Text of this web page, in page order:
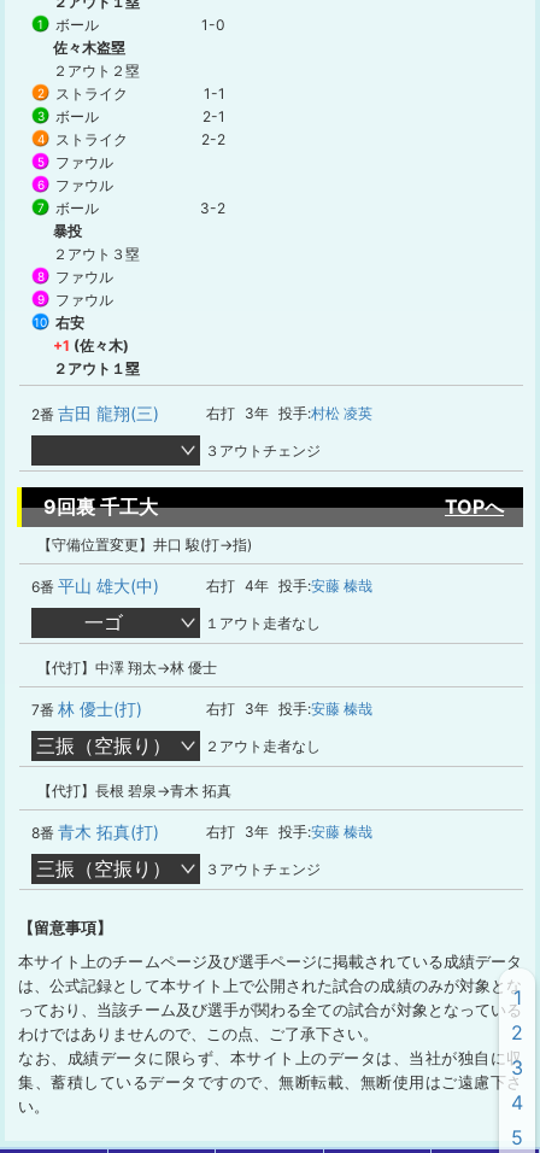
1 ボール
1-0
佐々木盗塁
２アウト２塁
2 ストライク 1-1
3 ボール 2-1
4 ストライク 2-2
5 ファウル
6 ファウル
7 ボール
3-2
暴投
２アウト３塁
8 ファウル
9 ファウル
10 右安
+1 (佐々木)
２アウト１塁
2番 吉田 龍翔(三) 右打 3年 投手:村松 凌英
３アウトチェンジ
9回裏 千工大 TOPへ
【守備位置変更】井口 駿(打→指)
6番 平山 雄大(中) 右打 4年 投手:安藤 榛哉
一ゴ １アウト走者なし
【代打】中澤 翔太→林 優士
7番 林 優士(打) 右打 3年 投手:安藤 榛哉
三振（空振り） ２アウト走者なし
【代打】長根 碧泉→青木 拓真
8番 青木 拓真(打) 右打 3年 投手:安藤 榛哉
三振（空振り） ３アウトチェンジ
【留意事項】
本サイト上のチームページ及び選手ページに掲載されている成績データ
は、公式記録として本サイト上で公開された試合の成績のみが対象とな
っており、当該チーム及び選手が関わる全ての試合が対象となっている
わけではありませんので、この点、ご了承下さい。
なお、成績データに限らず、本サイト上のデータは、当社が独自に収
集、蓄積しているデータですので、無断転載、無断使用はご遠慮下さ
い。
1
2
3
4
5